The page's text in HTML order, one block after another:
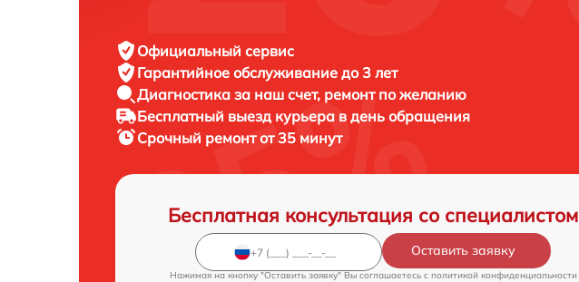
Официальный сервис
Гарантийное обслуживание до 3 лет
Диагностика за наш счет, ремонт по желанию
Бесплатный выезд курьера в день обращения
Срочный ремонтот 35 минут
Бесплатная консультация со специалистом
Оставить заявку
Нажимая на кнопку "Оставить заявку" Вы соглашаетесь c политикой конфиденциальности